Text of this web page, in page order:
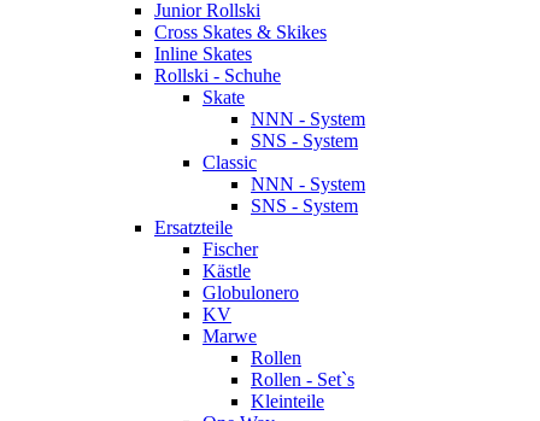
Junior Rollski
Cross Skates & Skikes
Inline Skates
Rollski - Schuhe
Skate
NNN - System
SNS - System
Classic
NNN - System
SNS - System
Ersatzteile
Fischer
Kästle
Globulonero
KV
Marwe
Rollen
Rollen - Set`s
Kleinteile